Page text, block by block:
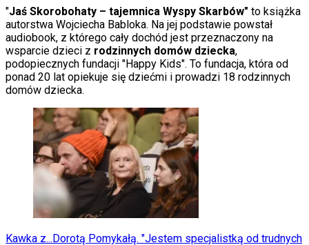
F1
Kolarstwo
Koszykówka
Lekkoatletyka
Nostalgia
Łamigłówki
Kartka z kalendarza
Porady z tamtych lat
Wtedy się działo
Silver news
Ogród
Gotowanie
Porady
Przepisy
Podróże
Polska
"Jaś Skorobohaty – tajemnica Wyspy Skarbów" to książka
autorstwa Wojciecha Babloka. Na jej podstawie powstał
audiobook, z którego cały dochód jest przeznaczony na
wsparcie dzieci z rodzinnych domów dziecka,
podopiecznych fundacji "Happy Kids". To fundacja, która od
ponad 20 lat opiekuje się dziećmi i prowadzi 18 rodzinnych
domów dziecka.
Kawka z...Dorotą Pomykałą. "Jestem specjalistką od trudnych